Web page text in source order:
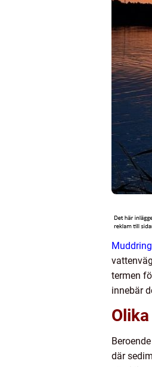
Muddring
termen
innebär
där